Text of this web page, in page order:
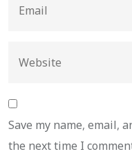
Save my name, email,
the next time I